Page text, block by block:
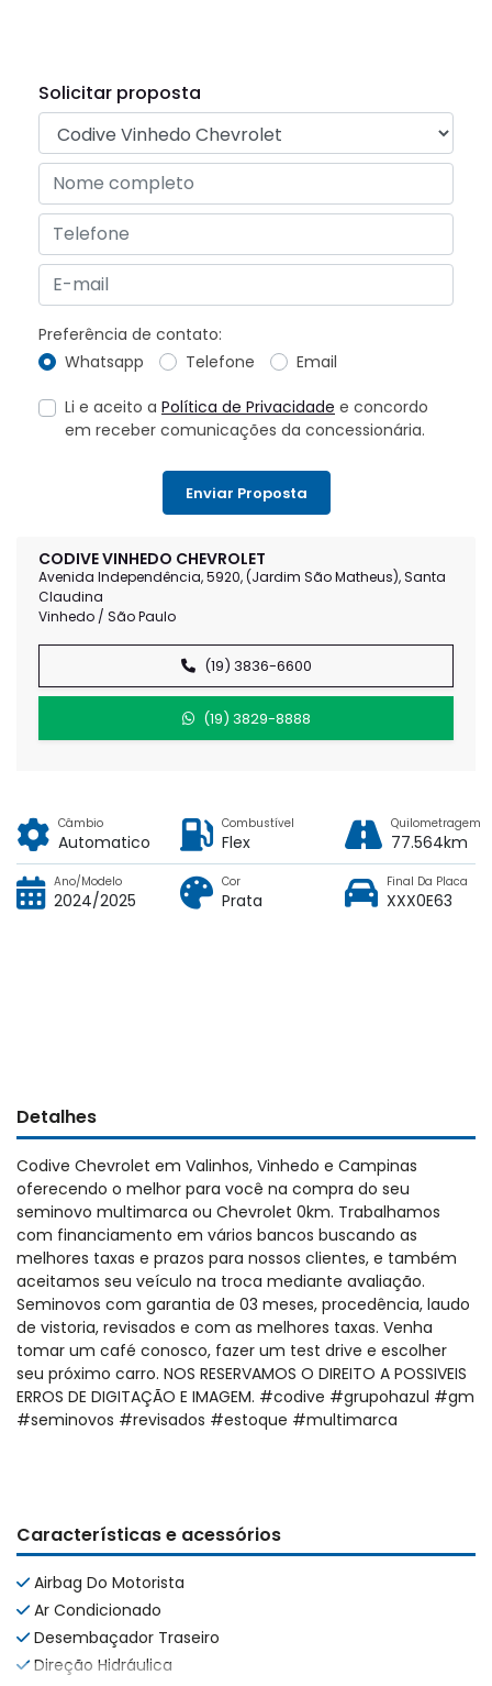
CODIVE VINHEDO CHEVROLET
Avenida Independência, 5920, (Jardim São Matheus), Santa
Claudina
Vinhedo / São Paulo
(19) 3836-6600
(19) 3829-8888
Solicitar proposta
Preferência de contato:
Whatsapp
Telefone Email
Li e aceito a Política de Privacidade e concordo
em receber comunicações da concessionária.
Enviar Proposta
Câmbio
Automatico
Combustível
Flex
Quilometragem
77.564km
Ano/Modelo
2024/2025
Cor
Prata
Final Da Placa
XXX0E63
Detalhes
Codive Chevrolet em Valinhos, Vinhedo e Campinas
oferecendo o melhor para você na compra do seu
seminovo multimarca ou Chevrolet 0km. Trabalhamos
com financiamento em vários bancos buscando as
melhores taxas e prazos para nossos clientes, e também
aceitamos seu veículo na troca mediante avaliação.
Seminovos com garantia de 03 meses, procedência, laudo
de vistoria, revisados e com as melhores taxas. Venha
tomar um café conosco, fazer um test drive e escolher
seu próximo carro. NOS RESERVAMOS O DIREITO A POSSIVEIS
ERROS DE DIGITAÇÃO E IMAGEM. #codive #grupohazul #gm
#seminovos #revisados #estoque #multimarca
Características e acessórios
Airbag Do Motorista
Ar Condicionado
Desembaçador Traseiro
Direção Hidráulica